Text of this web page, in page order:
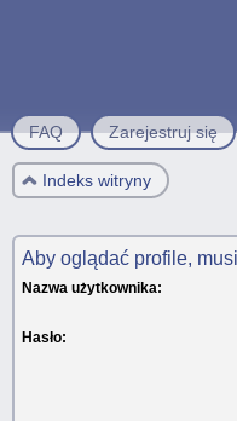
FAQ Zarejestruj się
Indeks witryny
Aby oglądać profile,
Nazwa użytkownika:
Hasło: